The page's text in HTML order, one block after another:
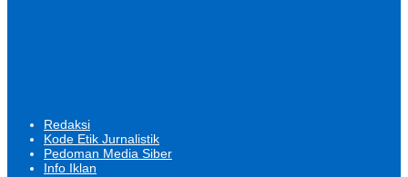
Redaksi
Kode Etik Jurnalistik
Pedoman Media Siber
Info Iklan